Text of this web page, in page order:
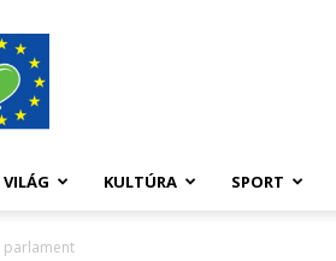
VILÁG KULTÚRA SPORT
parlament